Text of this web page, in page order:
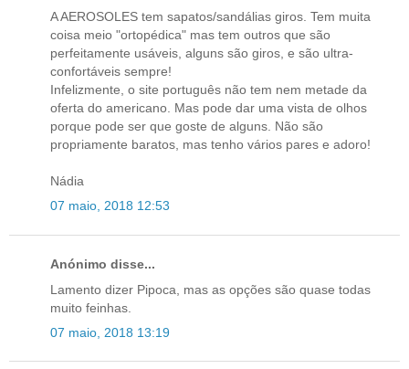
A AEROSOLES tem sapatos/sandálias giros. Tem muita
coisa meio "ortopédica" mas tem outros que são
perfeitamente usáveis, alguns são giros, e são ultra-
confortáveis sempre!
Infelizmente, o site português não tem nem metade da
oferta do americano. Mas pode dar uma vista de olhos
porque pode ser que goste de alguns. Não são
propriamente baratos, mas tenho vários pares e adoro!
Nádia
07 maio, 2018 12:53
Anónimo disse...
Lamento dizer Pipoca, mas as opções são quase todas
muito feinhas.
07 maio, 2018 13:19